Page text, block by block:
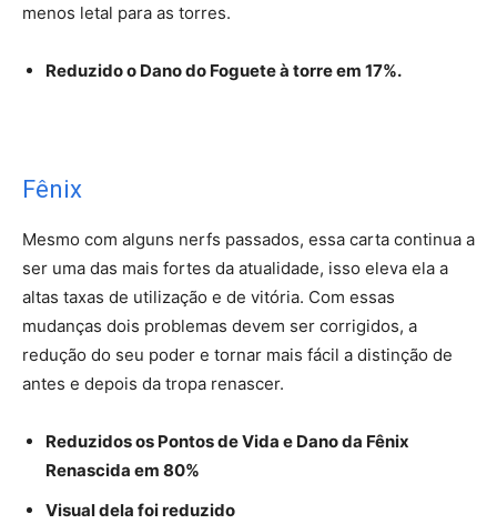
menos letal para as torres.
Reduzido o Dano do Foguete à torre em 17%.
Fênix
Mesmo com alguns nerfs passados, essa carta continua a
ser uma das mais fortes da atualidade, isso eleva ela a
altas taxas de utilização e de vitória. Com essas
mudanças dois problemas devem ser corrigidos, a
redução do seu poder e tornar mais fácil a distinção de
antes e depois da tropa renascer.
Reduzidos os Pontos de Vida e Dano da Fênix
Renascida em 80%
Visual dela foi reduzido